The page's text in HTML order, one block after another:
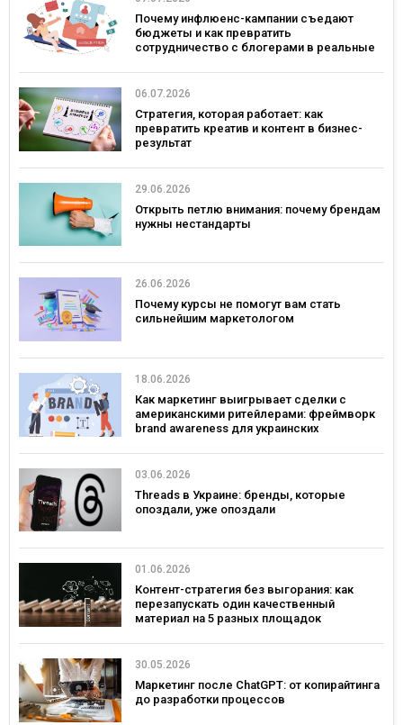
Почему инфлюенс-кампании съедают
бюджеты и как превратить
сотрудничество с блогерами в реальные
06.07.2026
Стратегия, которая работает: как
превратить креатив и контент в бизнес-
результат
29.06.2026
Открыть петлю внимания: почему брендам
нужны нестандарты
26.06.2026
Почему курсы не помогут вам стать
сильнейшим маркетологом
18.06.2026
Как маркетинг выигрывает сделки с
американскими ритейлерами: фреймворк
brand awareness для украинских
03.06.2026
Threads в Украине: бренды, которые
опоздали, уже опоздали
01.06.2026
Контент-стратегия без выгорания: как
перезапускать один качественный
материал на 5 разных площадок
30.05.2026
Маркетинг после ChatGPT: от копирайтинга
до разработки процессов